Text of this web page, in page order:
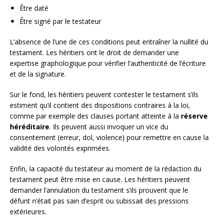
Être daté
Être signé par le testateur
L’absence de l’une de ces conditions peut entraîner la nullité du
testament. Les héritiers ont le droit de demander une
expertise graphologique pour vérifier l’authenticité de l’écriture
et de la signature.
Sur le fond, les héritiers peuvent contester le testament s’ils
estiment qu’il contient des dispositions contraires à la loi,
comme par exemple des clauses portant atteinte à la réserve
héréditaire. Ils peuvent aussi invoquer un vice du
consentement (erreur, dol, violence) pour remettre en cause la
validité des volontés exprimées.
Enfin, la capacité du testateur au moment de la rédaction du
testament peut être mise en cause. Les héritiers peuvent
demander l’annulation du testament s’ils prouvent que le
défunt n’était pas sain d’esprit ou subissait des pressions
extérieures.